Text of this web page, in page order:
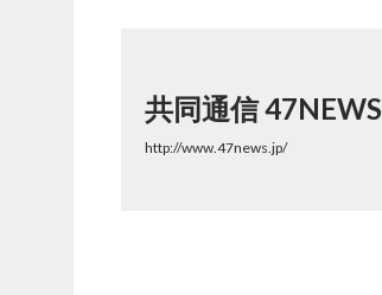
共同通信 47NEWS
http://www.47news.jp/